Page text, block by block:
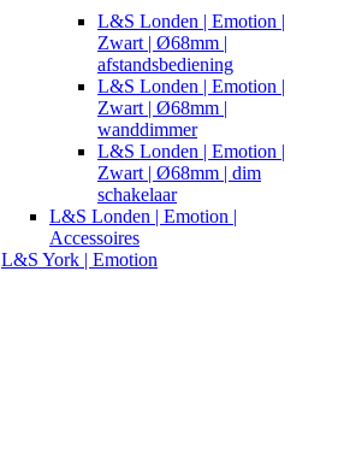
L&S Londen | Emotion |
Zwart | Ø68mm |
afstandsbediening
L&S Londen | Emotion |
Zwart | Ø68mm |
wanddimmer
L&S Londen | Emotion |
Zwart | Ø68mm | dim
schakelaar
L&S Londen | Emotion |
Accessoires
L&S York | Emotion